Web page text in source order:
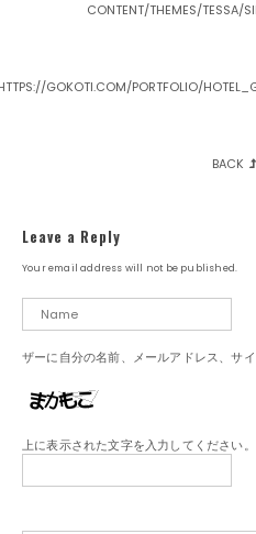
CONTENT/THEMES/TESSA/
GOKOTI.COM/PORTFOLIO/
BACK
シ
様
Leave a Reply
Your email address will not be published.
ザーに自分の名前、メールアドレス、サイ
上に表示された文字を入力してください。